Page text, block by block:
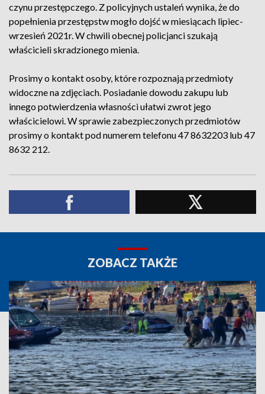
czynu przestępczego. Z policyjnych ustaleń wynika, że do
popełnienia przestępstw mogło dojść w miesiącach lipiec-
wrzesień 2021r. W chwili obecnej policjanci szukają
właścicieli skradzionego mienia.
Prosimy o kontakt osoby, które rozpoznają przedmioty
widoczne na zdjęciach. Posiadanie dowodu zakupu lub
innego potwierdzenia własności ułatwi zwrot jego
właścicielowi. W sprawie zabezpieczonych przedmiotów
prosimy o kontakt pod numerem telefonu 47 8632203 lub 47
8632 212.
ZOBACZ TAKŻE